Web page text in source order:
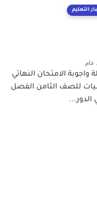
التعليم
عام
واجوبة الامتحان النهائي
للصف الثامن الفصل
الدور...